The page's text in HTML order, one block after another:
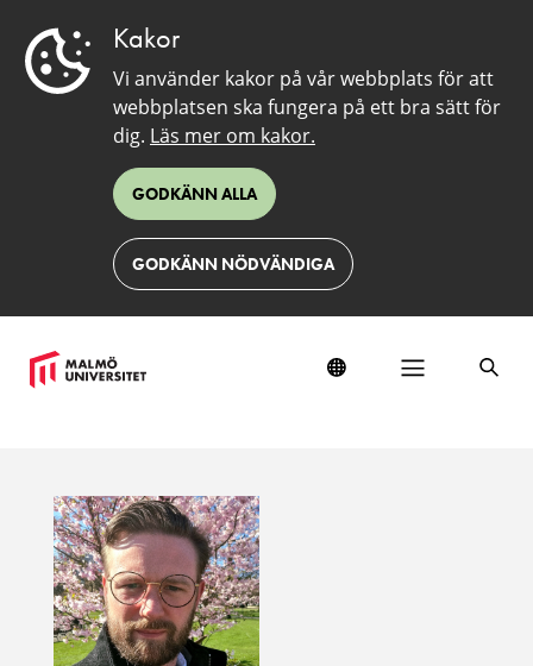
Kakor
Vi använder kakor på vår webbplats för att
webbplatsen ska fungera på ett bra sätt för
dig. Läs mer om kakor.
GODKÄNN ALLA
GODKÄNN NÖDVÄNDIGA